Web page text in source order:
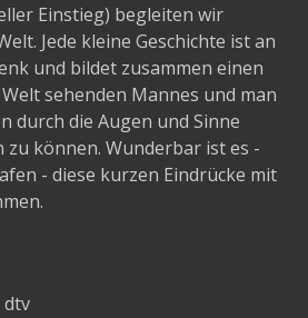
Einstieg) begleiten wir
Jede kleine Geschichte ist an
und bildet zusammen einen
sehenden Mannes und man
durch die Augen und Sinne
zu können. Wunderbar ist es -
- diese kurzen Eindrücke mit
dtv